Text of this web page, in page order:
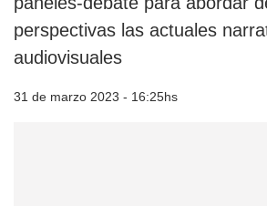
perspectivas las actuales
audiovisuales
31 de marzo 2023 - 16:25hs